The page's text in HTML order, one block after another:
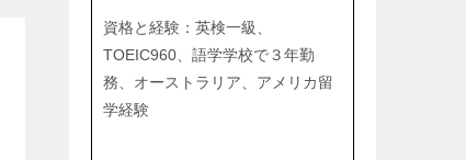
資格と経験：英検一級、
TOEIC960、語学学校で３年勤
務、オーストラリア、アメリカ留
学経験